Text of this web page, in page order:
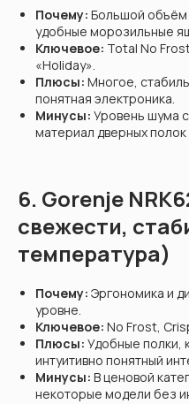
Почему: Большой объём
удобные морозильные
Ключевое: Total No
«Holiday».
Плюсы: Многое,
понятная электроника.
Минусы: Уровень шума
материал дверных
6. Gorenje
свежести,
температура)
Почему: Эргономика и
уровне.
Ключевое: No Frost,
Плюсы: Удобные полки,
интуитивно понятный
Минусы: В ценовой
некоторые модели без